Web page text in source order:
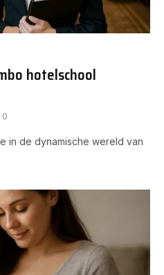
hotelschool
0
in de dynamische wereld van